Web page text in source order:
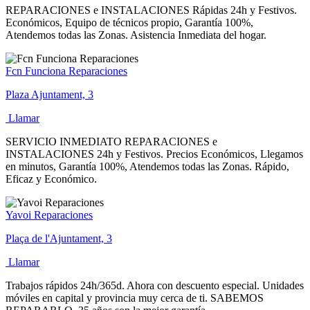
REPARACIONES e INSTALACIONES Rápidas 24h y Festivos.
Económicos, Equipo de técnicos propio, Garantía 100%,
Atendemos todas las Zonas. Asistencia Inmediata del hogar.
Fcn Funciona Reparaciones
Plaza Ajuntament, 3
Llamar
SERVICIO INMEDIATO REPARACIONES e
INSTALACIONES 24h y Festivos. Precios Económicos, Llegamos
en minutos, Garantía 100%, Atendemos todas las Zonas. Rápido,
Eficaz y Económico.
Yavoi Reparaciones
Plaça de l'Ajuntament, 3
Llamar
Trabajos rápidos 24h/365d. Ahora con descuento especial. Unidades
móviles en capital y provincia muy cerca de ti. SABEMOS